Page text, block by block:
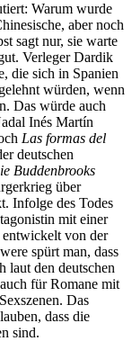
Warum wurde
aber noch
sagt nur, sie warte
Verleger Dardik
die sich in Spanien
würden, wenn
Das würde auch
Inés Martín
Las formas del
deutschen
Buddenbrooks
über
Infolge des Todes
mit einer
von der
spürt man, dass
laut den deutschen
für Romane mit
Das
dass die
sind.